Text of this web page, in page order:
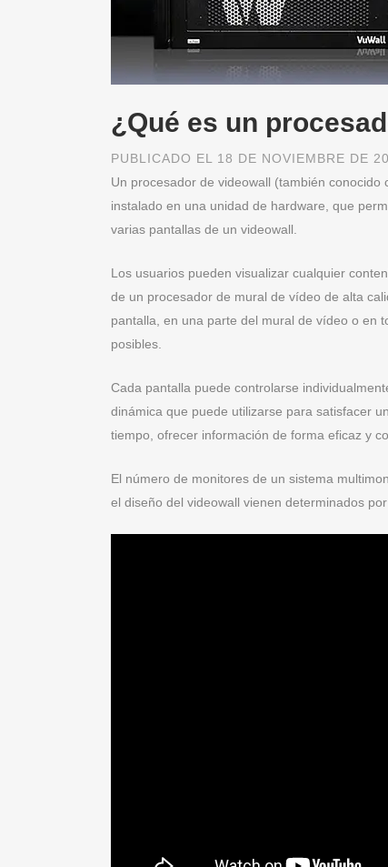
¿Qué es un
PUBLICADO EL 18 DE NOVIEMBRE DE
Un procesador de videowall (también
instalado en una unidad de hardware, que
varias pantallas de un videowall.
Los usuarios pueden visualizar cualquier
de un procesador de mural de vídeo de alta
pantalla, en una parte del mural de vídeo o en
posibles.
Cada pantalla puede controlarse
dinámica que puede utilizarse para satisfacer
tiempo, ofrecer información de forma eficaz y
El número de monitores de un sistema
el diseño del videowall vienen determinados